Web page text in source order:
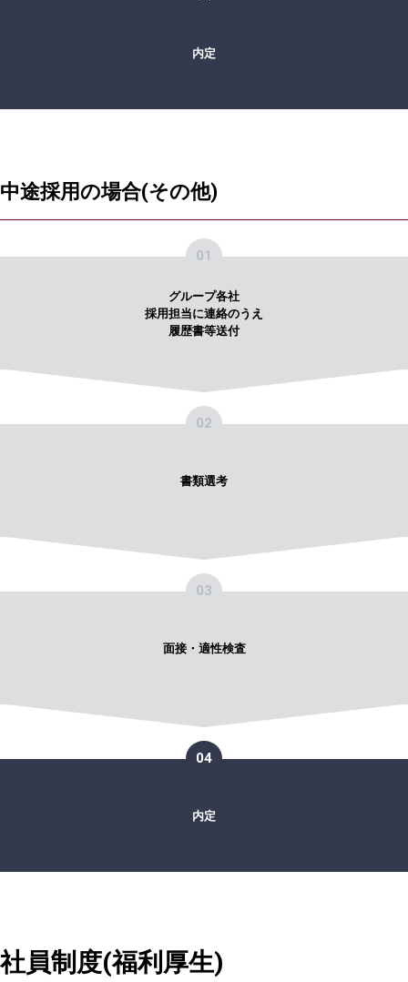
内定
中途採用の場合(その他)
グループ各社
採用担当に連絡のうえ
履歴書等送付
01
書類選考
02
面接・適性検査
03
内定
04
社員制度(福利厚生)